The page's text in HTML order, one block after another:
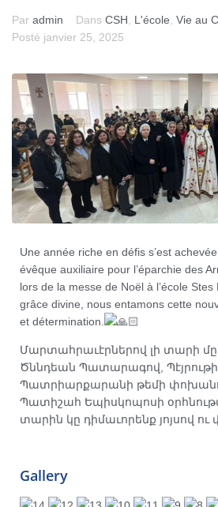
Par admin Dans CSH L'école Vie au
Posté janvier 25, 2025
Une année riche en défis s’est
évêque auxiliaire pour l’éparchie des
lors de la messe de Noël à l’école Stes
grâce divine, nous entamons cette
et détermination.
Մարտահրաւէրներով լի տարի
Ծննդեան Պատարագով, Պէյրութի
Պատրիարքարանի թեմի
Պատիշահ Եպիսկոպոսի
տարին կը դիմաւորենք յոյսով
Gallery